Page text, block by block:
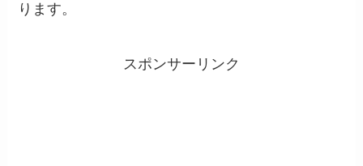
ります。
スポンサーリンク